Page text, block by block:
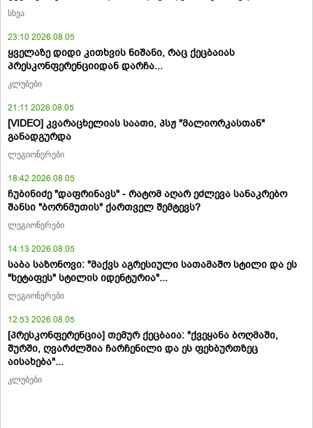
სხვა
23:10 2026.08.05
ყველაზე დიდი კითხვის ნიშანი, რაც ქეცბაიას
პრესკონფერენციიდან დარჩა...
კლუბები
21:11 2026.08.05
[VIDEO] კვარაცხელიას საათი, პსჟ "მალიორკასთან"
განადგურდა
ლეგიონერები
18:42 2026.08.05
ჩუბინიძე "დაფრინავს" - რატომ აღარ ეძლევა სანაკრებო
შანსი "ბორნმუთის" ქართველ შემტევს?
ლეგიონერები
14:13 2026.08.05
საბა საზონოვი: "მაქვს აგრესიული სათამაშო სტილი და ეს
"ხეტაფეს" სტილის იდენტურია"...
ლეგიონერები
12:53 2026.08.05
[პრესკონფერენცია] თემურ ქეცბაია: "ქვეყანა ბოღმაში,
შურში, ღვარძლშია ჩარჩენილი და ეს ფეხბურთზეც
აისახება"...
კლუბები